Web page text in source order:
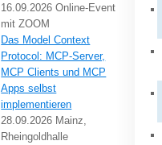
16.09.2026 Online-Event
mit ZOOM
Das Model Context
Protocol: MCP-Server,
MCP Clients und MCP
Apps selbst
implementieren
28.09.2026 Mainz,
Rheingoldhalle